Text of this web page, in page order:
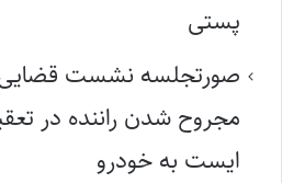
پستی
صورتجلسه نشست قضایی
مجروح شدن راننده در
ایست به خودرو